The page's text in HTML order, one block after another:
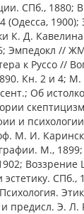
СПб., 1880;
(Одесса, 1900);
К. Д.
Эмпедокл //
к Руссо //
Кн. 2 и 4;
Об
и
М. И.
М.,
эстетику. СПб.,
предисл. Э. Л.